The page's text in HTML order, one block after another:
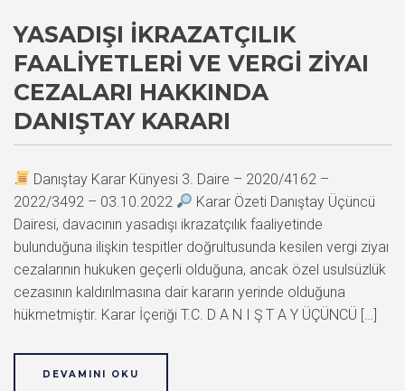
YASADIŞI İKRAZATÇILIK
FAALIYETLERI VE VERGI ZIYAI
CEZALARI HAKKINDA
DANIŞTAY KARARI
Danıştay Karar Künyesi 3. Daire – 2020/4162 –
2022/3492 – 03.10.2022
Karar Özeti Danıştay Üçüncü
Dairesi, davacının yasadışı ikrazatçılık faaliyetinde
bulunduğuna ilişkin tespitler doğrultusunda kesilen vergi ziyaı
cezalarının hukuken geçerli olduğuna, ancak özel usulsüzlük
cezasının kaldırılmasına dair kararın yerinde olduğuna
hükmetmiştir. Karar İçeriği T.C. D A N I Ş T A Y ÜÇÜNCÜ […]
DEVAMINI OKU